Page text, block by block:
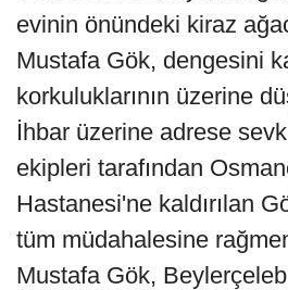
evinin önündeki kiraz
Mustafa Gök, dengesini
korkuluklarının üzerine
İhbar üzerine adrese
ekipleri tarafından
Hastanesi'ne kaldırılan
tüm müdahalesine
Mustafa Gök,